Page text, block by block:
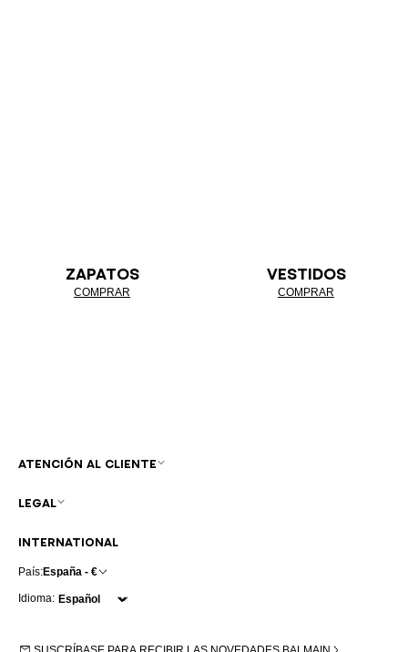
ZAPATOS
COMPRAR
VESTIDOS
COMPRAR
INTERNATIONAL
País:España - €
Idioma:
ATENCIÓN AL CLIENTE
LEGAL